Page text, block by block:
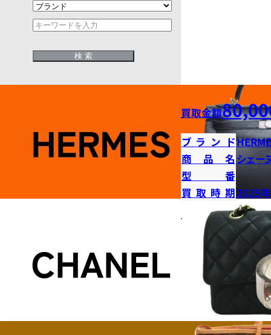
買取金額
ブランド
商品名シェー
型番
買取時期2025